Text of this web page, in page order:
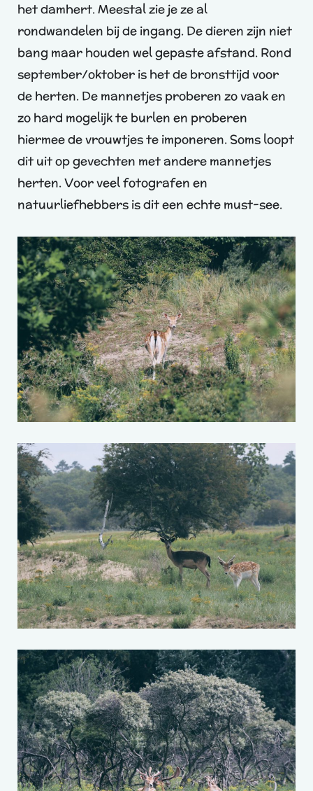
het damhert. Meestal zie je ze al
rondwandelen bij de ingang. De dieren zijn niet
bang maar houden wel gepaste afstand. Rond
september/oktober is het de bronsttijd voor
de herten. De mannetjes proberen zo vaak en
zo hard mogelijk te burlen en proberen
hiermee de vrouwtjes te imponeren. Soms loopt
dit uit op gevechten met andere mannetjes
herten. Voor veel fotografen en
natuurliefhebbers is dit een echte must-see.